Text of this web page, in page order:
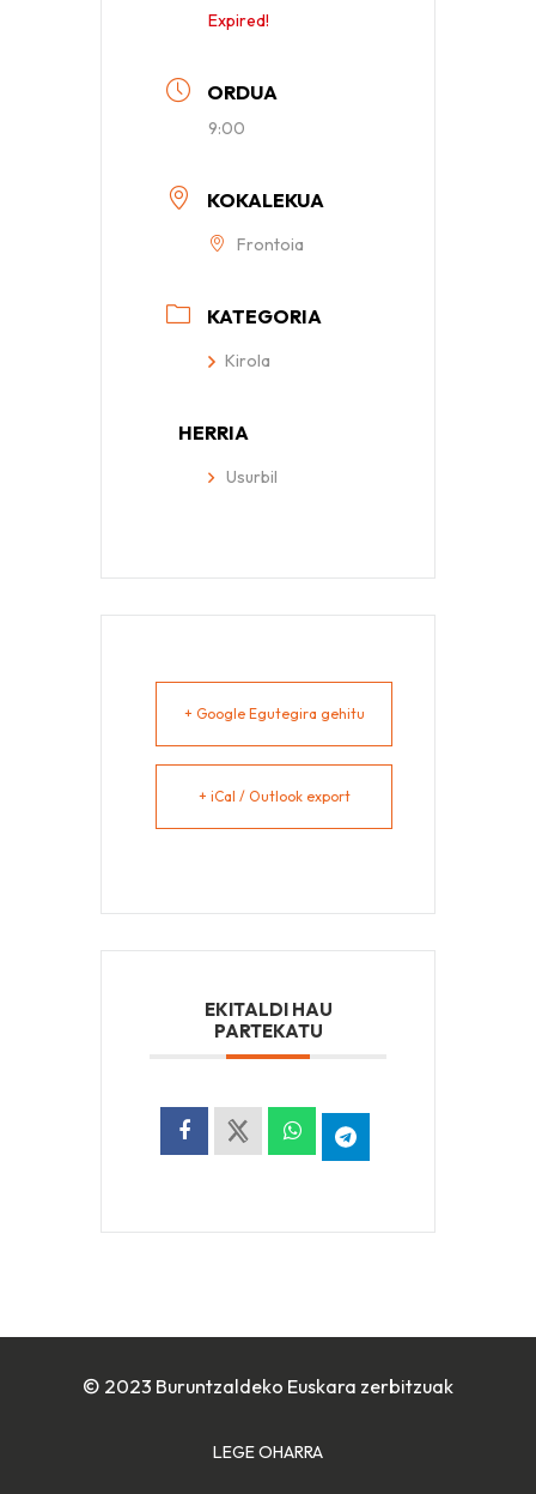
Expired!
ORDUA
9:00
KOKALEKUA
Frontoia
KATEGORIA
Kirola
HERRIA
Usurbil
+ Google Egutegira gehitu
+ iCal / Outlook export
EKITALDI HAU
PARTEKATU
© 2023 Buruntzaldeko Euskara zerbitzuak
LEGE OHARRA